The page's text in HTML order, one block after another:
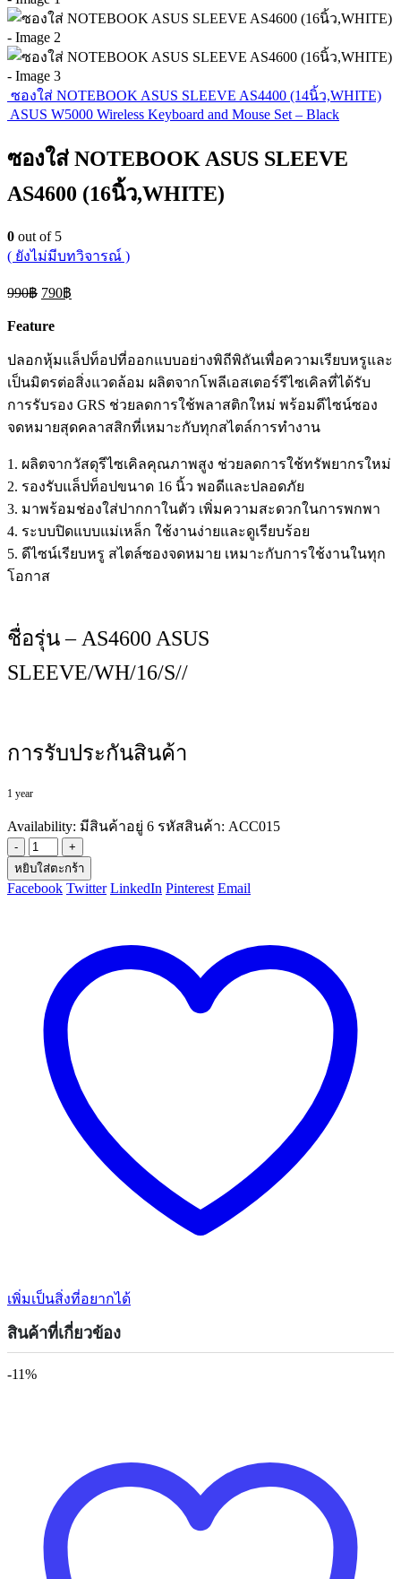
ซองใส่ NOTEBOOK ASUS SLEEVE AS4400 (14นิ้ว,WHITE)
ASUS W5000 Wireless Keyboard and Mouse Set – Black
ซองใส่ NOTEBOOK ASUS SLEEVE
AS4600 (16นิ้ว,WHITE)
0 out of 5
( ยังไม่มีบทวิจารณ์ )
990฿ Original
price
was:
790฿
price
Feature
ปลอกหุ้มแล็ปท็อปที่ออกแบบอย่างพิถีพิถันเพื่อความเรียบหรูและ
เป็นมิตรต่อสิ่งแวดล้อม ผลิตจากโพลีเอสเตอร์รีไซเคิลที่ได้รับ
การรับรอง GRS ช่วยลดการใช้พลาสติกใหม่ พร้อมดีไซน์ซอง
จดหมายสุดคลาสสิกที่เหมาะกับทุกสไตล์การทำงาน
1. ผลิตจากวัสดุรีไซเคิลคุณภาพสูง ช่วยลดการใช้ทรัพยากรใหม่
2. รองรับแล็ปท็อปขนาด 16 นิ้ว พอดีและปลอดภัย
3. มาพร้อมช่องใส่ปากกาในตัว เพิ่มความสะดวกในการพกพา
4. ระบบปิดแบบแม่เหล็ก ใช้งานง่ายและดูเรียบร้อย
5. ดีไซน์เรียบหรู สไตล์ซองจดหมาย เหมาะกับการใช้งานในทุก
โอกาส
ชื่อรุ่น – AS4600 ASUS
SLEEVE/WH/16/S//
การรับประกันสินค้า
1 year
Availability: มีสินค้าอยู่ 6 รหัสสินค้า: ACC015
-
+
หยิบใส่ตะกร้า
Facebook Twitter LinkedIn Pinterest Email
เพิ่มเป็นสิ่งที่อยากได้
สินค้าที่เกี่ยวข้อง
-11%